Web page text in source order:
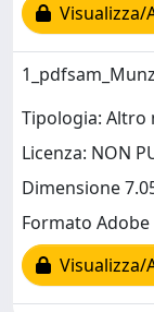
Visualizza/
Tipologia: Altro
Licenza: NON
Dimensione
Formato Adobe
Visualizza/